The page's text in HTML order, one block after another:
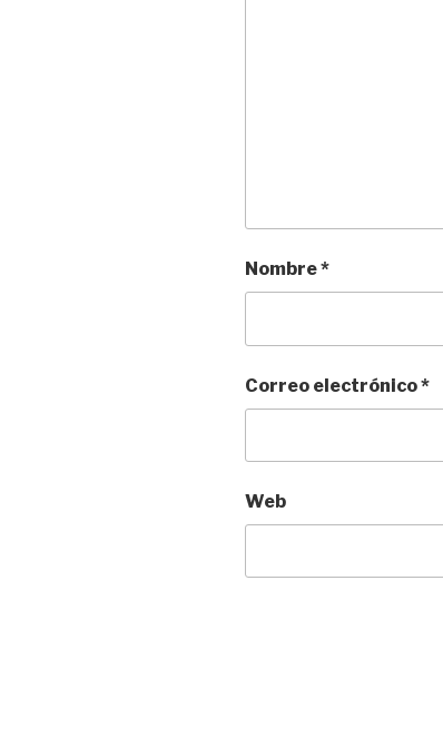
Nombre*
Correo electrónico*
Web